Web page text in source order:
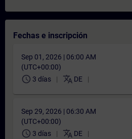
Fechas e inscripción
Sep 01, 2026 | 06:00 AM
(UTC+00:00)
schedule 3 días translate DE
Sep 29, 2026 | 06:30 AM
(UTC+00:00)
schedule 3 días translate DE